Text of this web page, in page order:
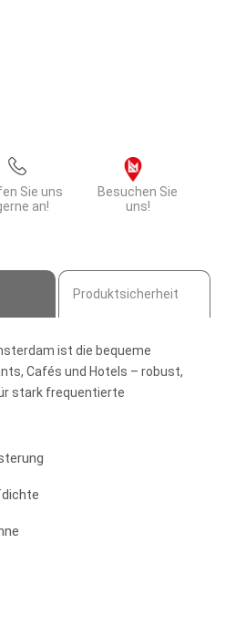
Sie uns
an!
Besuchen Sie
uns!
Produktsicherheit
ist die bequeme
Cafés und Hotels – robust,
stark frequentierte